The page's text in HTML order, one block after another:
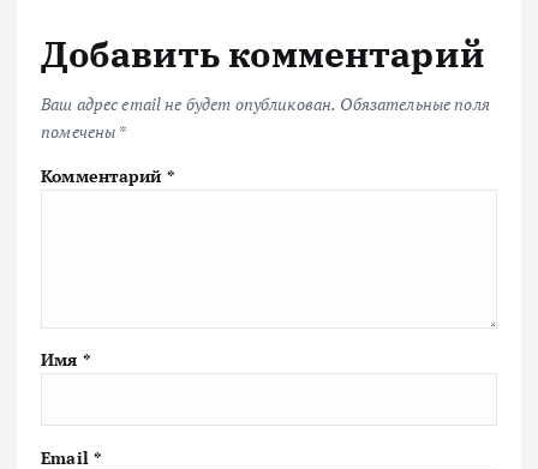
Добавить комментарий
Ваш адрес email не будет опубликован. Обязательные поля
помечены *
Комментарий *
Имя *
Email *